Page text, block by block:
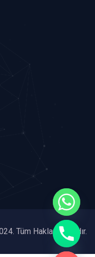
Tüm Hakları Saklıdır.
Hide
chaty